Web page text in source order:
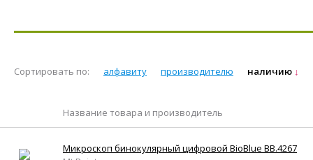
Сортировать по: алфавиту производителю наличию
Название товара и производитель
Микроскоп бинокулярный цифровой BioBlue BB.4267